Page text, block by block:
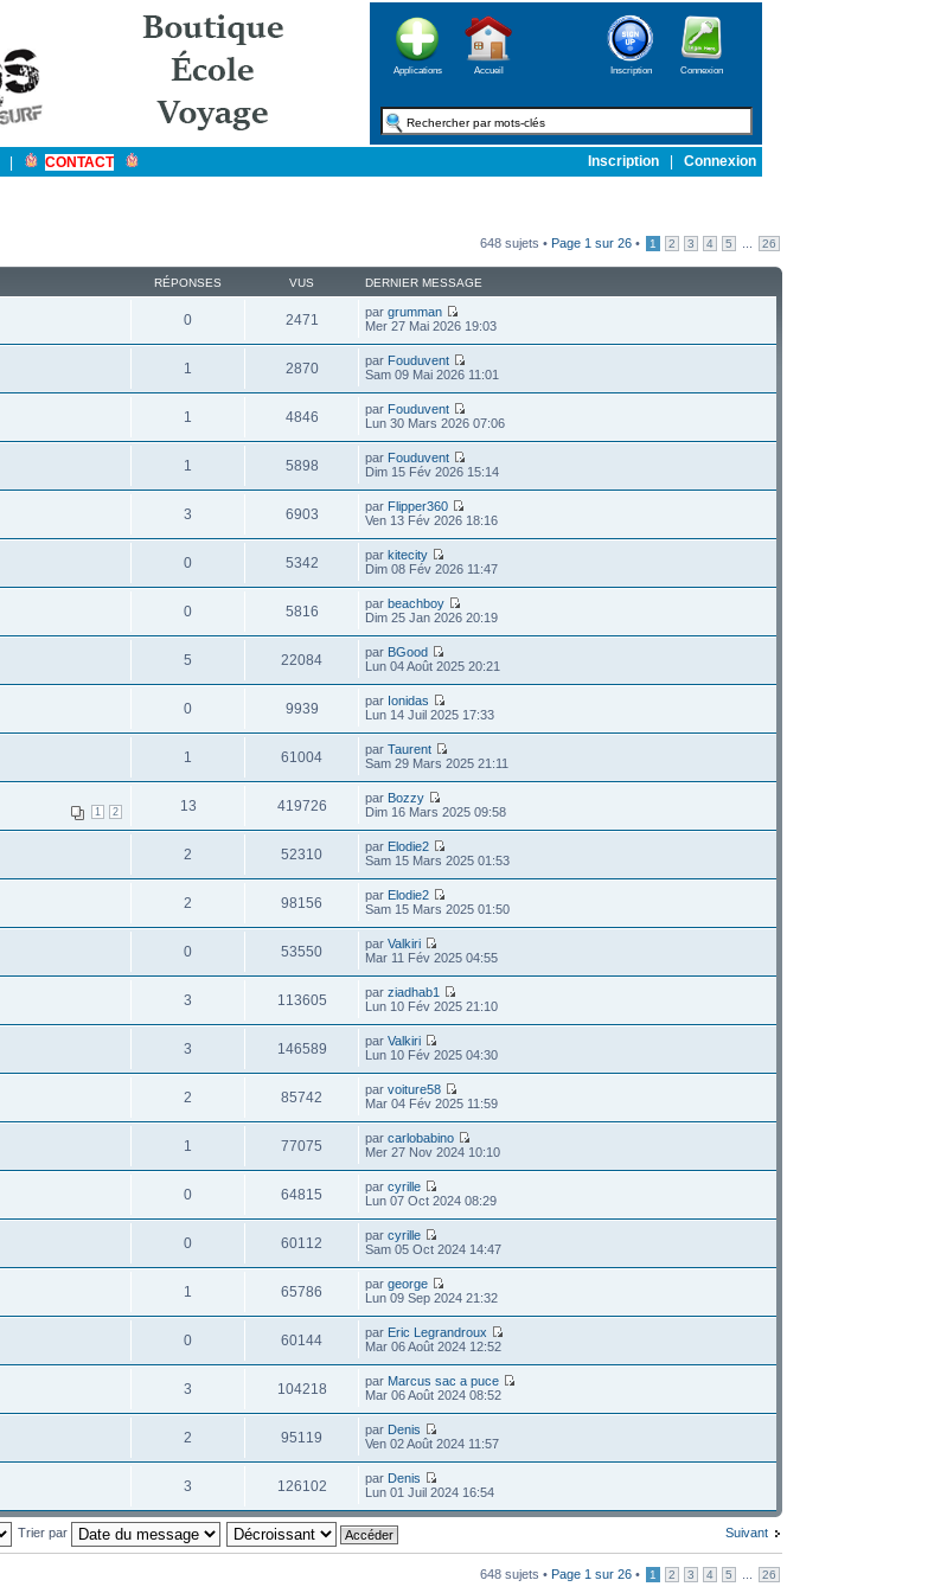
Applications Accueil Inscription Connexion
CONTACT Inscription Connexion
648 sujets • Page 1 sur 26 • 1 2 3 4 5 26
RÉPONSES VUS DERNIER MESSAGE
0 2471 pargrumman
Mer 27 Mai 2026 19:03
1 2870 par Fouduvent
Sam 09 Mai 2026 11:01
1 4846 par Fouduvent
Lun 30 Mars 2026 07:06
1 5898 par Fouduvent
Dim 15 Fév 2026 15:14
3 6903 par Flipper360
Ven 13 Fév 2026 18:16
0 5342 parkitecity
Dim 08 Fév 2026 11:47
0 5816 parbeachboy
Dim 25 Jan 2026 20:19
5 22084 par BGood
Lun 04 Août 2025 20:21
0 9939 par Ionidas
Lun 14 Juil 2025 17:33
1 61004 parTaurent
Sam 29 Mars 2025 21:11
1 2 13 419726 par Bozzy
Dim 16 Mars 2025 09:58
2 52310 par Elodie2
Sam 15 Mars 2025 01:53
2 98156 par Elodie2
Sam 15 Mars 2025 01:50
0 53550 parValkiri
Mar 11 Fév 2025 04:55
3 113605 parziadhab1
Lun 10 Fév 2025 21:10
3 146589 parValkiri
Lun 10 Fév 2025 04:30
2 85742 parvoiture58
Mar 04 Fév 2025 11:59
1 77075 parcarlobabino
Mer 27 Nov 2024 10:10
0 64815 parcyrille
Lun 07 Oct 2024 08:29
0 60112 parcyrille
Sam 05 Oct 2024 14:47
1 65786 pargeorge
Lun 09 Sep 2024 21:32
0 60144 par Eric Legrandroux
Mar 06 Août 2024 12:52
3 104218 par Marcus sac a puce
Mar 06 Août 2024 08:52
2 95119 par Denis
Ven 02 Août 2024 11:57
3 126102 par Denis
Lun 01 Juil 2024 16:54
Suivant
Trier par
648 sujets • Page 1 sur 26 • 1 2 3 4 5 26